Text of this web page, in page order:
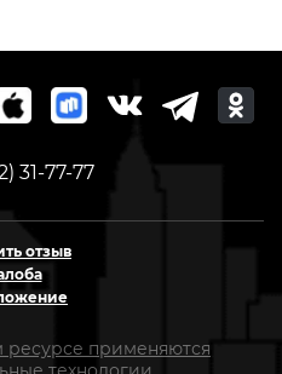
31-77-77
отзыв
применяются